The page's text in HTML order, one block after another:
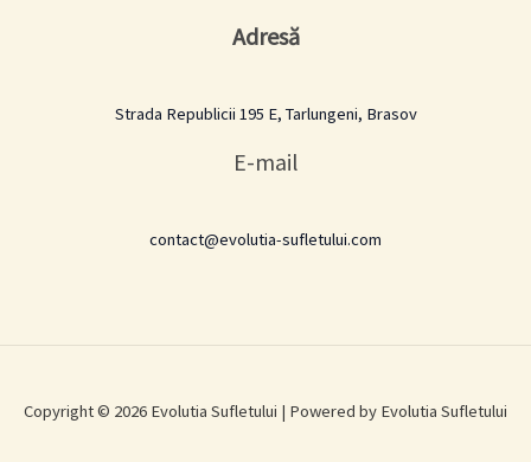
Adresă
Strada Republicii 195 E, Tarlungeni, Brasov
E-mail
contact@evolutia-sufletului.com
Copyright © 2026 Evolutia Sufletului | Powered by Evolutia Sufletului